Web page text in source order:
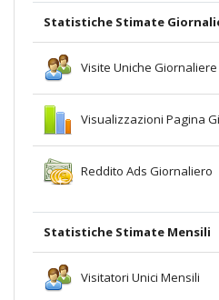
Statistiche Stimate
Visite Uniche Giornaliere
Visualizzazioni Pagina
Reddito Ads Giornaliero
Statistiche Stimate Mensili
Visitatori Unici Mensili